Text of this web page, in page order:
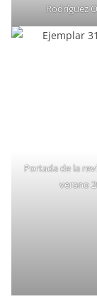
Rodríguez